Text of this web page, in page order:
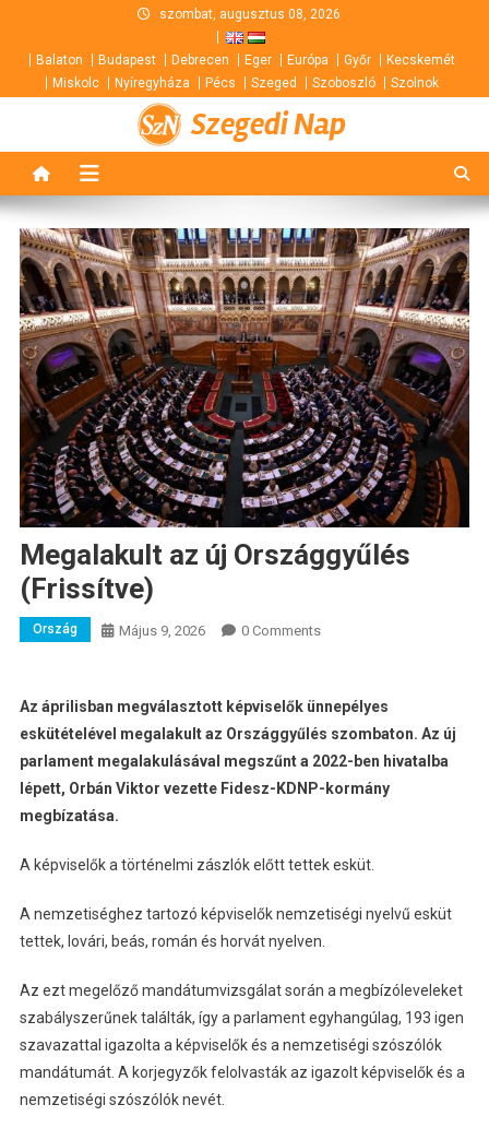
content
szombat, augusztus 08, 2026
Balaton Budapest Debrecen Eger Európa Győr
Kecskemét
Miskolc
Nyíregyháza Pécs Szeged Szoboszló Szolnok
Szegedi Nap
Megalakult az új Országgyűlés
(Frissítve)
Ország Május 9, 2026 0 Comments
Az áprilisban megválasztott képviselők ünnepélyes
eskütételével megalakult az Országgyűlés szombaton. Az új
parlament megalakulásával megszűnt a 2022-ben hivatalba
lépett, Orbán Viktor vezette Fidesz-KDNP-kormány
megbízatása.
A képviselők a történelmi zászlók előtt tettek esküt.
A nemzetiséghez tartozó képviselők nemzetiségi nyelvű esküt
tettek, lovári, beás, román és horvát nyelven.
Az ezt megelőző mandátumvizsgálat során a megbízóleveleket
szabályszerűnek találták, így a parlament egyhangúlag, 193 igen
szavazattal igazolta a képviselők és a nemzetiségi szószólók
mandátumát. A korjegyzők felolvasták az igazolt képviselők és a
nemzetiségi szószólók nevét.